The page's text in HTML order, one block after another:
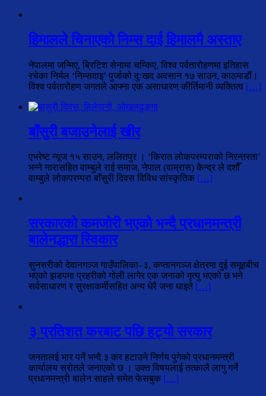
हिमालले चिनाएको निम्स दाई हिमालमै अस्ताए
नेपालमा जन्मिए, ब्रिटिश सेनामा चम्किए, विश्व पर्वतारोहणमा इतिहास
रचेका निर्मल ‘निम्सदाइ’ पुर्जाको दुःखद अवसान १७ साउन, काठमाडौं।
विश्व पर्वतारोहण जगतले आफ्ना एक असाधारण कीर्तिमानी व्यक्तित्व […]
बाँसुरी बजाउनेलाई खीर
एभरेष्ट न्यूज १५ साउन, ललितपुर । ‘किरात लोकपरम्पराको निरन्तरता’
भन्ने नारासहित वाम्बुले राई समाज, नेपाल (वाम्रास) केन्द्र ले दशौँ
वाम्बुले लोकपरम्परा बाँसुरी दिवस विविध सांस्कृतिक […]
सरकारको कमजोरी भएको भन्दै प्रधानमन्त्री
बालेनद्धारा स्विकार
सुनसरीको देवानगञ्ज गाउँपालिका–३, कप्तानगञ्ज क्षेत्रमा दुई समूहबीच
भएको झडपमा प्रहरीको गोली लागेर एक जनाको मृत्यु भएको छ भने
सर्वसाधारण र सुरक्षाकर्मीसहित अन्य धेरै जना घाइते […]
३ प्रतिशत करबाट पछि हट्यो सरकार
जनतालई भार पर्ने भन्दै ३ कर हटाउने निर्णय पुगेको प्रधानमन्त्री
कार्यालय स्रोतले जनाएको छ । उक्त विषयलाई तत्कालै लागु गर्ने
प्रधानमन्त्री बालेन साहले समेत फेसबुक […]